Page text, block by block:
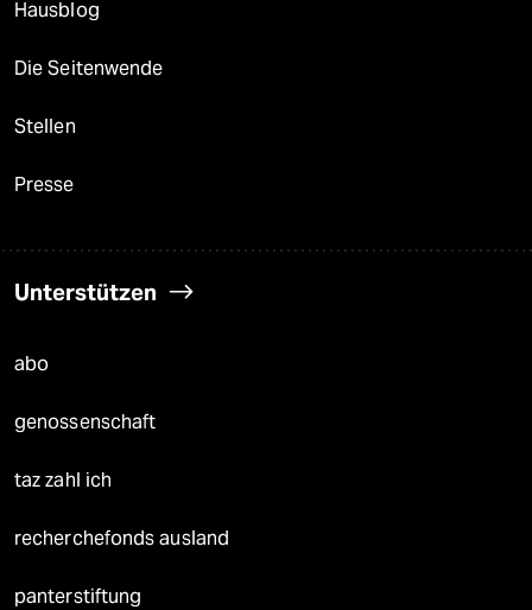
Hausblog
Die Seitenwende
Stellen
Presse
Unterstützen
abo
genossenschaft
taz zahl ich
recherchefonds ausland
panterstiftung